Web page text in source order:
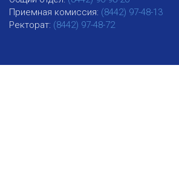
Приемная комиссия: (8442) 97-48-13
Ректорат: (8442) 97-48-72